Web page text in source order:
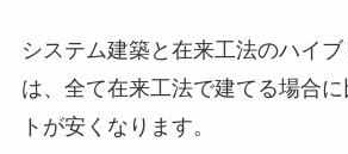
システム建築と在来工法のハイ
は、全て在来工法で建てる場合
トが安くなります。